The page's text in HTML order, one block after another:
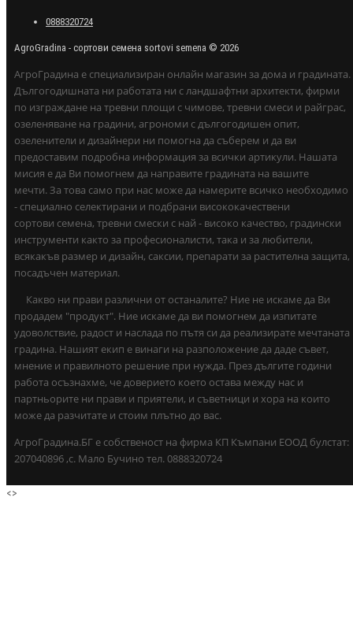
0888320724
AgroGradina - сортови семена sortovi semena © 2026
АгроГрадина е специализиран онлайн магазин за дома и градината.
Дългогодишната ни работата ни с ландшафтни архитекти, фирми
по изграждане на тревни площи с чимове, тревни смеси и райграс,
озеленяване на градини, агрономи с дългогодишен опит,
озеленители и дизайнери ни помогна да съберем и да ви
предоставим подробна информация за всички артикули. Нашата
мисия е да Ви помогнем да направите градината на вашите
мечти. За това само при нас може да намерите всичко необходимо
- специално селектирани и подбрани висококачествени
сортови семена, тревни смески с най - високо качество, градински
инструменти както за професионалисти, така и за любители,
всякакъв размер и дизайн, саксии, препарати за растителна защита,
посадъчен материал.
Какво ни прави различни от останалите? Ние не искаме да Ви
продадем "продукт". Ние искаме да ви помогнем да изпитате
удоволствие, радост и наслада по пътя си да реализирате мечтаната
градина. Нашият екип е винаги на разположение да даде съвет,
мнение и правилното решение при нужда. През дългите години
работа осъзнахме, че доверието което остава между нас и
партньорите ни прави и приятели, и съветници и хора на които
може да разчитате и стоим плътно до вас.
АгроГрадина.БГ е собственост на фирма КП Къмпани ЕООД булстат:
207040896 ,с. Мало Бучино тел. 0888320724
<>